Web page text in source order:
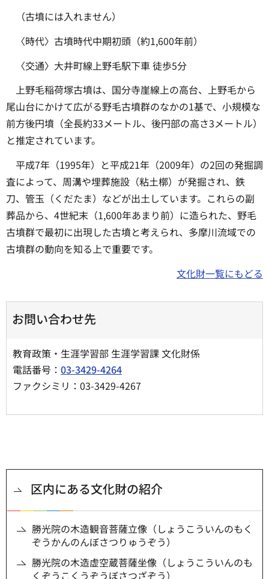
（古墳には入れません）
〈時代〉古墳時代中期初頭（約1,600年前）
〈交通〉大井町線上野毛駅下車 徒歩5分
上野毛稲荷塚古墳は、国分寺崖線上の高台、上野毛から
尾山台にかけて広がる野毛古墳群のなかの1基で、小規模な
前方後円墳（全長約33メートル、後円部の高さ3メートル）
と推定されています。
平成7年（1995年）と平成21年（2009年）の2回の発掘調
査によって、周溝や埋葬施設（粘土槨）が発掘され、鉄
刀、管玉（くだたま）などが出土しています。これらの副
葬品から、4世紀末（1,600年あまり前）に造られた、野毛
古墳群で最初に出現した古墳と考えられ、多摩川流域での
古墳群の動向を知る上で重要です。
文化財一覧にもどる
お問い合わせ先
教育政策・生涯学習部 生涯学習課 文化財係
電話番号： 03-3429-4264
ファクシミリ：03-3429-4267
区内にある文化財の紹介
勝光院の木造観音菩薩立像（しょうこういんのもく
ぞうかんのんぼさつりゅうぞう）
勝光院の木造虚空蔵菩薩坐像（しょうこういんのも
くぞうこくうぞうぼさつざぞう）